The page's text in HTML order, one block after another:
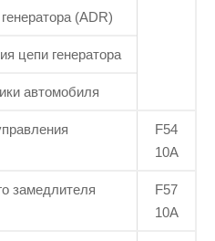
(ADR)
цепи генератора
автомобиля
F54
10А
замедлителя
F57
10А